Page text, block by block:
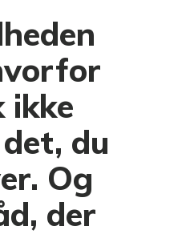
ikke
du
Og
der